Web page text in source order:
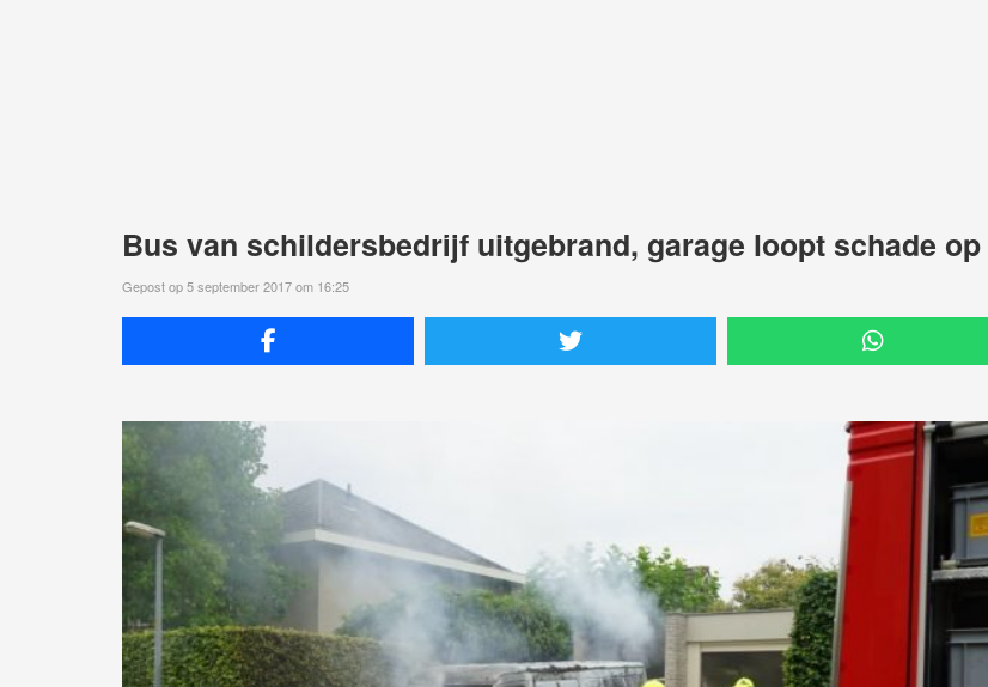
Bus van schildersbedrijf uitgebrand, garage loopt schade op
Gepost op 5 september 2017 om 16:25